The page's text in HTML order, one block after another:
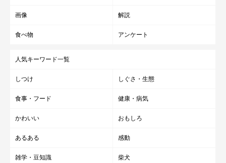
画像 解説
食べ物 アンケート
人気キーワード一覧
しつけ しぐさ・生態
食事・フード 健康・病気
かわいい おもしろ
あるある 感動
雑学・豆知識 柴犬